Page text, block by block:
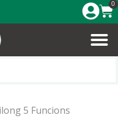
0
5 Funcions